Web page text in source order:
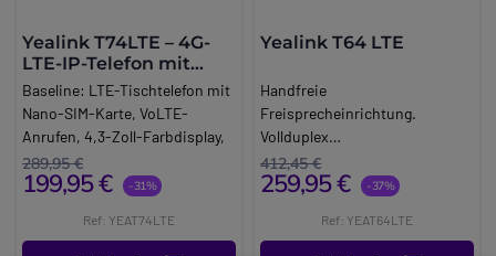
Yealink T74LTE – 4G-
LTE-IP-Telefon mit
VoLTE
Baseline: LTE-Tischtelefon mit
Nano-SIM-Karte, VoLTE-
Anrufen, 4,3-Zoll-Farbdisplay,
Dualband-WLAN, Bluetooth
5.0 und HD-Audio für kabellose
Yealink
289,95 €
199,95 € -31%
Ref: YEAT74LTE
Yealink T64 LTE
Handfreie
Freisprecheinrichtung.
Vollduplex
Freisprecheinrichtung mit
akustischer
Konto (LTE Modus)16 Vo.
412,45 €
259,95 € -37%
Ref: YEAT64LTE